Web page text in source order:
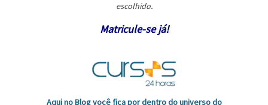
escolhido.
Matricule-se já!
Aqui no Blog você fica por dentro do universo do